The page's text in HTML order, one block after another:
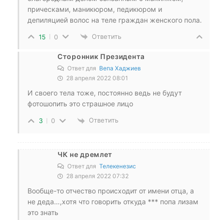
прическами, маникюром, педикюром и
депиляцией волос на теле граждан женского пола.
15 0 Ответить
Сторонник Президента
Ответ для Вепа Хаджиев
28 апреля 2022 08:01
И своего тела тоже, постоянно ведь не будут
фотошопить это страшное лицо
3 0 Ответить
ЧК не дремлет
Ответ для Телекенезис
28 апреля 2022 07:32
Вообще-то отчество происходит от имени отца, а
не деда…,хотя что говорить откуда *** попа лизам
это знать